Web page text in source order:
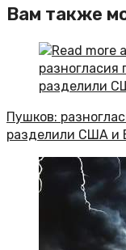
Вам также
Пушков:
разделили США и